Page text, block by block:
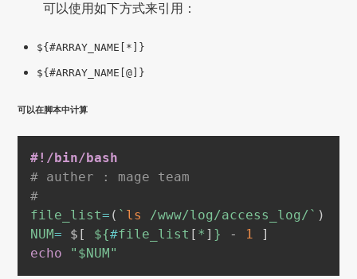
可以使用如下方式来引用：
${#ARRAY_NAME[*]}
${#ARRAY_NAME[@]}
可以在脚本中计算
#!/bin/bash
# auther : mage team
#
file_list= ( ` ls /www/log/access_log/` )
NUM= $ [ ${#file_list [ * ] } - 1
]
echo
" $NUM"